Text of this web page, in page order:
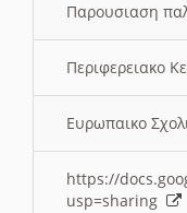
Παρουσιαση
Περιφερειακο
Ευρωπαικο
https://
usp=sharing